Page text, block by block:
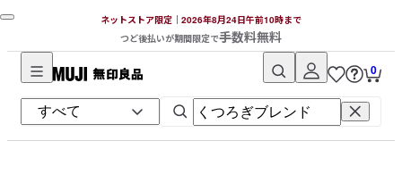
ネットストア限定｜2026年8月24日午前10時まで
つど後払いが期間限定で手数料無料
無
印
良
0